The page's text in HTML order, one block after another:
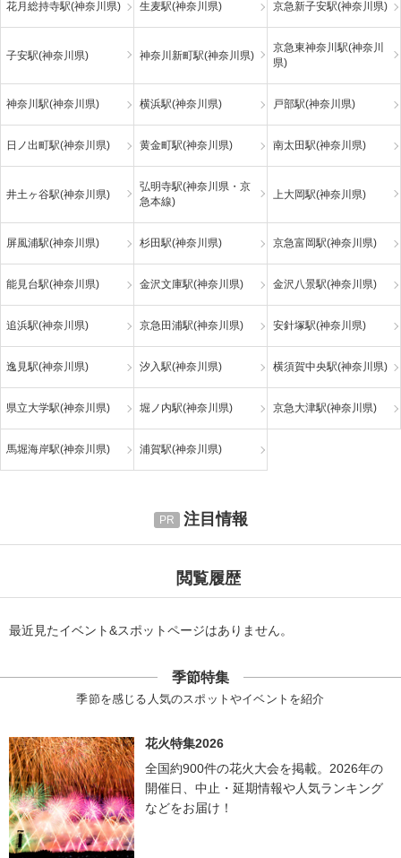
花月総持寺駅(神奈川県) 生麦駅(神奈川県) 京急新子安駅(神奈川県)
子安駅(神奈川県) 神奈川新町駅(神奈川県)
京急東神奈川駅(神奈川
県)
神奈川駅(神奈川県) 横浜駅(神奈川県) 戸部駅(神奈川県)
日ノ出町駅(神奈川県) 黄金町駅(神奈川県) 南太田駅(神奈川県)
井土ヶ谷駅(神奈川県)
弘明寺駅(神奈川県・京
急本線)
上大岡駅(神奈川県)
屏風浦駅(神奈川県) 杉田駅(神奈川県) 京急富岡駅(神奈川県)
能見台駅(神奈川県) 金沢文庫駅(神奈川県) 金沢八景駅(神奈川県)
追浜駅(神奈川県) 京急田浦駅(神奈川県) 安針塚駅(神奈川県)
逸見駅(神奈川県) 汐入駅(神奈川県) 横須賀中央駅(神奈川県)
県立大学駅(神奈川県) 堀ノ内駅(神奈川県) 京急大津駅(神奈川県)
馬堀海岸駅(神奈川県) 浦賀駅(神奈川県)
注目情報
閲覧履歴
最近見たイベント&スポットページはありません。
季節特集
季節を感じる人気のスポットやイベントを紹介
花火特集2026
全国約900件の花火大会を掲載。2026年の
開催日、中止・延期情報や人気ランキング
などをお届け！